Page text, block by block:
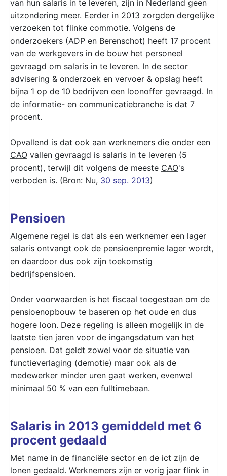
van hun salaris in te leveren, zijn in Nederland geen
uitzondering meer. Eerder in 2013 zorgden dergelijke
verzoeken tot flinke commotie. Volgens de
onderzoekers (ADP en Berenschot) heeft 17 procent
van de werkgevers in de bouw het personeel
gevraagd om salaris in te leveren. In de sector
advisering & onderzoek en vervoer & opslag heeft
bijna 1 op de 10 bedrijven een loonoffer gevraagd. In
de informatie- en communicatiebranche is dat 7
procent.
Opvallend is dat ook aan werknemers die onder een
CAO vallen gevraagd is salaris in te leveren (5
procent), terwijl dit volgens de meeste CAO's
verboden is. (Bron: Nu, 30 sep. 2013)
Pensioen
Algemene regel is dat als een werknemer een lager
salaris ontvangt ook de pensioenpremie lager wordt,
en daardoor dus ook zijn toekomstig
bedrijfspensioen.
Onder voorwaarden is het fiscaal toegestaan om de
pensioenopbouw te baseren op het oude en dus
hogere loon. Deze regeling is alleen mogelijk in de
laatste tien jaren voor de ingangsdatum van het
pensioen. Dat geldt zowel voor de situatie van
functieverlaging (demotie) maar ook als de
medewerker minder uren gaat werken, evenwel
minimaal 50 % van een fulltimebaan.
Salaris in 2013 gemiddeld met 6
procent gedaald
Met name in de financiële sector en de ict zijn de
lonen gedaald. Werknemers zijn er vorig jaar flink in